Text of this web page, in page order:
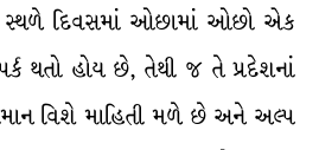
સ્થળે દિવસમાં ઓછામાં ઓછો એક
થતો હોય છે, તેથી જ તે પ્રદેશનાં
વિશે માહિતી મળે છે અને અલ્પ